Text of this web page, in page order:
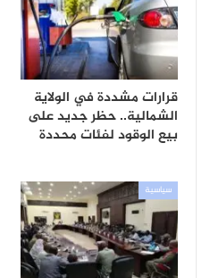
قرارات مشددة في الولاية
الشمالية.. حظر جديد على
بيع الوقود لفئات محددة
سياسية